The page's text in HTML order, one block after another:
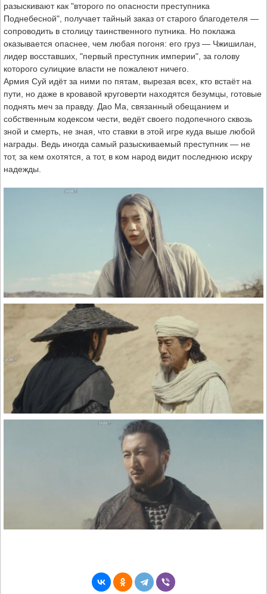
разыскивают как "второго по опасности преступника
Поднебесной", получает тайный заказ от старого благодетеля —
сопроводить в столицу таинственного путника. Но поклажа
оказывается опаснее, чем любая погоня: его груз — Чжишилан,
лидер восставших, "первый преступник империи", за голову
которого сулицкие власти не пожалеют ничего.
Армия Суй идёт за ними по пятам, вырезая всех, кто встаёт на
пути, но даже в кровавой круговерти находятся безумцы, готовые
поднять меч за правду. Дао Ма, связанный обещанием и
собственным кодексом чести, ведёт своего подопечного сквозь
зной и смерть, не зная, что ставки в этой игре куда выше любой
награды. Ведь иногда самый разыскиваемый преступник — не
тот, за кем охотятся, а тот, в ком народ видит последнюю искру
надежды.